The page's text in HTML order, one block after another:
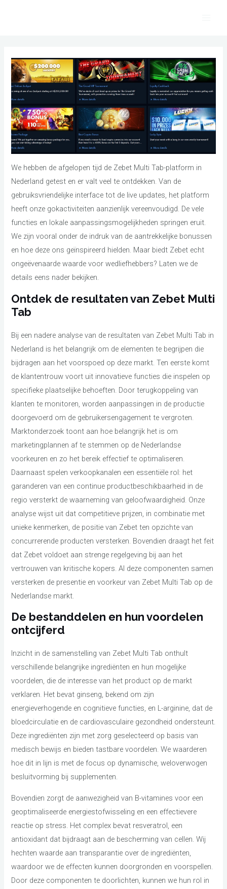
We hebben de afgelopen tijd de Zebet Multi Tab-platform in
Nederland getest en er valt veel te ontdekken. Van de
gebruiksvriendelijke interface tot de live updates, het platform
heeft onze gokactiviteiten aanzienlijk vereenvoudigd. De vele
functies en lokale aanpassingsmogelijkheden springen eruit.
We zijn vooral onder de indruk van de aantrekkelijke bonussen
en hoe deze ons geïnspireerd hielden. Maar biedt Zebet echt
ongeëvenaarde waarde voor wedliefhebbers? Laten we de
details eens nader bekijken.
Ontdek de resultaten van Zebet Multi
Tab
Bij een nadere analyse van de resultaten van Zebet Multi Tab in
Nederland is het belangrijk om de elementen te begrijpen die
bijdragen aan het voorspoed op deze markt. Ten eerste komt
de klantentrouw voort uit innovatieve functies die inspelen op
specifieke plaatselijke behoeften. Door terugkoppeling van
klanten te monitoren, worden aanpassingen in de productie
doorgevoerd om de gebruikersengagement te vergroten.
Marktonderzoek toont aan hoe belangrijk het is om
marketingplannen af te stemmen op de Nederlandse
voorkeuren en zo het bereik effectief te optimaliseren.
Daarnaast spelen verkoopkanalen een essentiële rol: het
garanderen van een continue productbeschikbaarheid in de
regio versterkt de waarneming van geloofwaardigheid. Onze
analyse wijst uit dat competitieve prijzen, in combinatie met
unieke kenmerken, de positie van Zebet ten opzichte van
concurrerende producten versterken. Bovendien draagt het feit
dat Zebet voldoet aan strenge regelgeving bij aan het
vertrouwen van kritische kopers. Al deze componenten samen
versterken de presentie en voorkeur van Zebet Multi Tab op de
Nederlandse markt.
De bestanddelen en hun voordelen
ontcijferd
Inzicht in de samenstelling van Zebet Multi Tab onthult
verschillende belangrijke ingrediënten en hun mogelijke
voordelen, die de interesse van het product op de markt
verklaren. Het bevat ginseng, bekend om zijn
energieverhogende en cognitieve functies, en L-arginine, dat de
bloedcirculatie en de cardiovasculaire gezondheid ondersteunt.
Deze ingrediënten zijn met zorg geselecteerd op basis van
medisch bewijs en bieden tastbare voordelen. We waarderen
hoe dit in lijn is met de focus op dynamische, weloverwogen
besluitvorming bij supplementen.
Bovendien zorgt de aanwezigheid van B-vitamines voor een
geoptimaliseerde energiestofwisseling en een effectievere
reactie op stress. Het complex bevat resveratrol, een
antioxidant dat bijdraagt aan de bescherming van cellen. Wij
hechten waarde aan transparantie over de ingrediënten,
waardoor we de effecten kunnen doorgronden en voorspellen.
Door deze componenten te doorlichten, kunnen we hun rol in